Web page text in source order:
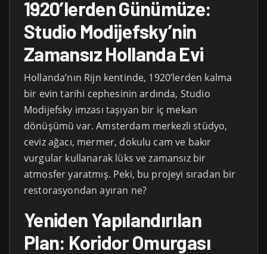
1920’lerden Günümüze:
Studio Modijefsky’nin
Zamansız Hollanda Evi
Hollanda’nın Rijn kentinde, 1920’lerden kalma
bir evin tarihi cephesinin ardında, Studio
Modijefsky imzası taşıyan bir iç mekan
dönüşümü var. Amsterdam merkezli stüdyo,
ceviz ağacı, mermer, dokulu cam ve bakır
vurgular kullanarak lüks ve zamansız bir
atmosfer yaratmış. Peki, bu projeyi sıradan bir
restorasyondan ayıran ne?
Yeniden Yapılandırılan
Plan: Koridor Omurgası